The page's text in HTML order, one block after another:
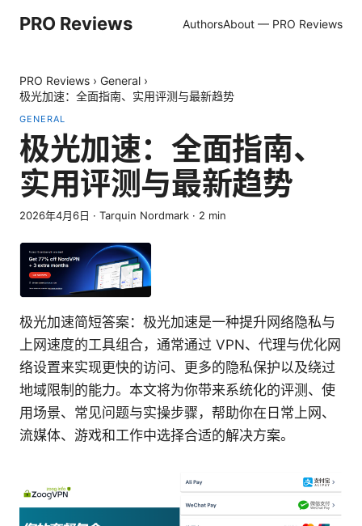
PRO Reviews AuthorsAbout — PRO Reviews
PRO Reviews › General ›
极光加速：全面指南、实用评测与最新趋势
GENERAL
极光加速：全面指南、
实用评测与最新趋势
2026年4月6日 · Tarquin Nordmark · 2 min
极光加速简短答案：极光加速是一种提升网络隐私与
上网速度的工具组合，通常通过 VPN、代理与优化网
络设置来实现更快的访问、更多的隐私保护以及绕过
地域限制的能力。本文将为你带来系统化的评测、使
用场景、常见问题与实操步骤，帮助你在日常上网、
流媒体、游戏和工作中选择合适的解决方案。